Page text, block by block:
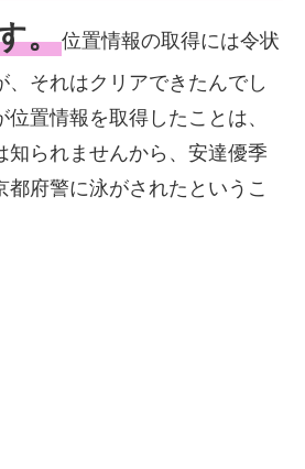
。位置情報の取得には令状
、それはクリアできたんでし
位置情報を取得したことは、
知られませんから、安達優季
都府警に泳がされたというこ